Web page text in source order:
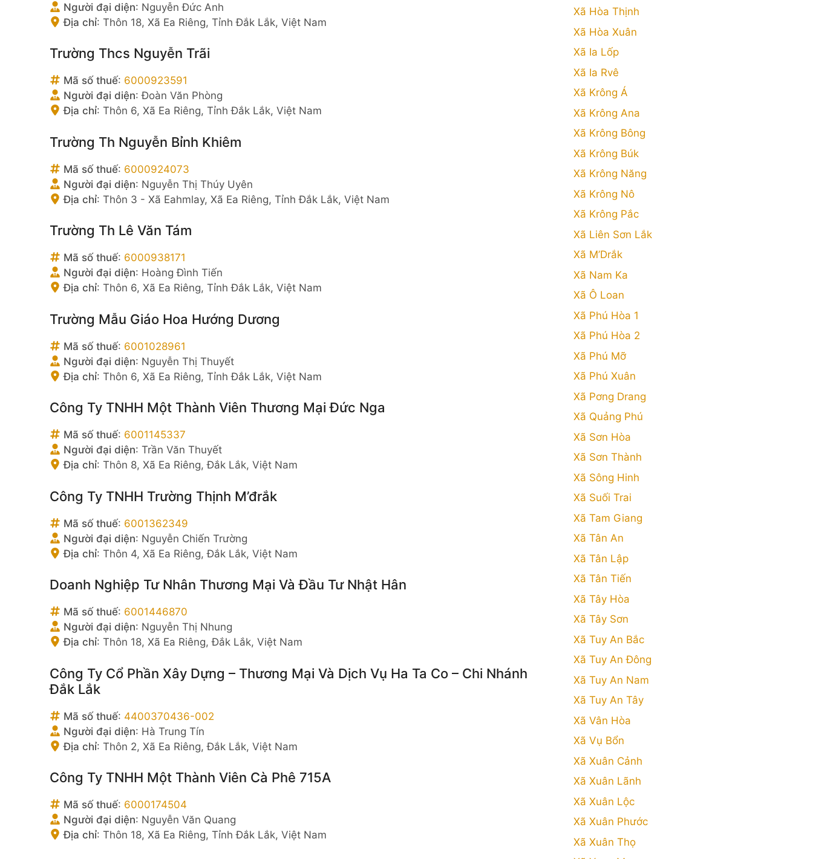
Người đại diện: Nguyễn Đức Anh
Địa chỉ: Thôn 18, Xã Ea Riêng, Tỉnh Đắk Lắk, Việt Nam
Trường Thcs Nguyễn Trãi
Mã số thuế: 6000923591
Người đại diện:Đoàn Văn Phòng
Địa chỉ: Thôn 6, Xã Ea Riêng, Tỉnh Đắk Lắk, Việt Nam
Trường Th Nguyễn Bỉnh Khiêm
Mã số thuế: 6000924073
Người đại diện: Nguyễn Thị Thúy Uyên
Địa chỉ: Thôn 3 - Xã Eahmlay, Xã Ea Riêng, Tỉnh Đắk Lắk, Việt Nam
Trường Th Lê Văn Tám
Mã số thuế: 6000938171
Người đại diện: Hoàng Đình Tiến
Địa chỉ: Thôn 6, Xã Ea Riêng, Tỉnh Đắk Lắk, Việt Nam
Trường Mẫu Giáo Hoa Hướng Dương
Mã số thuế: 6001028961
Người đại diện: Nguyễn Thị Thuyết
Địa chỉ: Thôn 6, Xã Ea Riêng, Tỉnh Đắk Lắk, Việt Nam
Công Ty TNHH Một Thành Viên Thương Mại Đức Nga
Mã số thuế: 6001145337
Người đại diện: Trần Văn Thuyết
Địa chỉ: Thôn 8, Xã Ea Riêng, Đắk Lắk, Việt Nam
Công Ty TNHH Trường Thịnh M’đrắk
Mã số thuế: 6001362349
Người đại diện: Nguyễn Chiến Trường
Địa chỉ: Thôn 4, Xã Ea Riêng, Đắk Lắk, Việt Nam
Doanh Nghiệp Tư Nhân Thương Mại Và Đầu Tư Nhật Hân
Mã số thuế: 6001446870
Người đại diện: Nguyễn Thị Nhung
Địa chỉ: Thôn 18, Xã Ea Riêng, Đắk Lắk, Việt Nam
Công Ty Cổ Phần Xây Dựng – Thương Mại Và Dịch Vụ Ha Ta Co – Chi Nhánh
Đắk Lắk
Mã số thuế: 4400370436-002
Người đại diện: Hà Trung Tín
Địa chỉ: Thôn 2, Xã Ea Riêng, Đắk Lắk, Việt Nam
Công Ty TNHH Một Thành Viên Cà Phê 715A
Mã số thuế: 6000174504
Người đại diện: Nguyễn Văn Quang
Địa chỉ: Thôn 18, Xã Ea Riêng, Tỉnh Đắk Lắk, Việt Nam
Xã Hòa Thịnh
Xã Hòa Xuân
Xã Ia Lốp
Xã Ia Rvê
Xã Krông Á
Xã Krông Ana
Xã Krông Bông
Xã Krông Búk
Xã Krông Năng
Xã Krông Nô
Xã Krông Pắc
Xã Liên Sơn Lắk
Xã M’Drắk
Xã Nam Ka
Xã Ô Loan
Xã Phú Hòa 1
Xã Phú Hòa 2
Xã Phú Mỡ
Xã Phú Xuân
Xã Pơng Drang
Xã Quảng Phú
Xã Sơn Hòa
Xã Sơn Thành
Xã Sông Hinh
Xã Suối Trai
Xã Tam Giang
Xã Tân An
Xã Tân Lập
Xã Tân Tiến
Xã Tây Hòa
Xã Tây Sơn
Xã Tuy An Bắc
Xã Tuy An Đông
Xã Tuy An Nam
Xã Tuy An Tây
Xã Vân Hòa
Xã Vụ Bổn
Xã Xuân Cảnh
Xã Xuân Lãnh
Xã Xuân Lộc
Xã Xuân Phước
Xã Xuân Thọ